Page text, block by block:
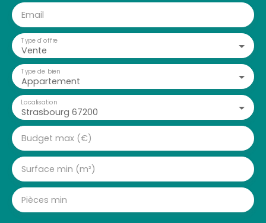
Email
Vente
Type d'offre
Appartement
Type de bien
Strasbourg 67200
Localisation
Budget max (€)
Surface min (m²)
Pièces min